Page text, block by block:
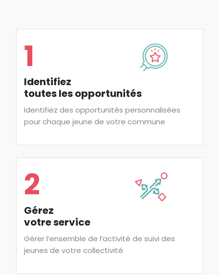
1
Identifiez
toutes les opportunités
Identifiez des opportunités personnalisées
pour chaque jeune de votre commune
2
Gérez
votre service
Gérer l’ensemble de l’activité de suivi des
jeunes de votre collectivité